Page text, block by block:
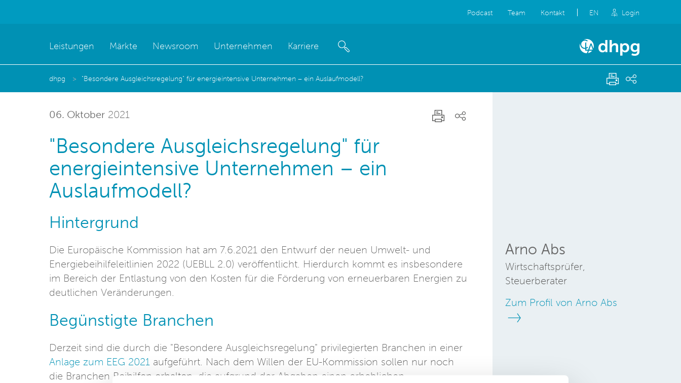
Podcast Team Kontakt EN Login
Leistungen Märkte Newsroom Unternehmen Karriere
dhpg "Besondere Ausgleichsregelung" für energieintensive Unternehmen – ein Auslaufmodell?
06. Oktober 2021
"Besondere Ausgleichsregelung" für
energieintensive Unternehmen – ein
Auslaufmodell?
Hintergrund
Die Europäische Kommission hat am 7.6.2021 den Entwurf der neuen Umwelt- und
Energiebeihilfeleitlinien 2022 (UEBLL 2.0) veröffentlicht. Hierdurch kommt es insbesondere
im Bereich der Entlastung von den Kosten für die Förderung von erneuerbaren Energien zu
deutlichen Veränderungen.
Begünstigte Branchen
Derzeit sind die durch die "Besondere Ausgleichsregelung" privilegierten Branchen in einer
Anlage zum EEG 2021 aufgeführt. Nach dem Willen der EU-Kommission sollen nur noch
die Branchen Beihilfen erhalten, die aufgrund der Abgaben einen erheblichen
Arno Abs
Wirtschaftsprüfer,
Steuerberater
Zum Profil von Arno Abs